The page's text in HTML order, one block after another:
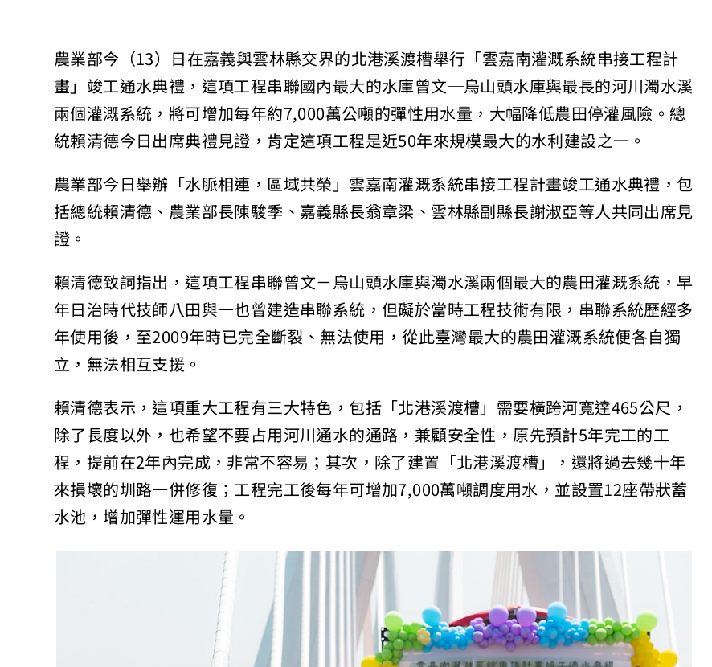
農業部今（13）日在嘉義與雲林縣交界的北港溪渡槽舉行「雲嘉南灌溉系統串接工程計
畫」竣工通水典禮，這項工程串聯國內最大的水庫曾文─烏山頭水庫與最長的河川濁水溪
兩個灌溉系統，將可增加每年約7,000萬公噸的彈性用水量，大幅降低農田停灌風險。總
統賴清德今日出席典禮見證，肯定這項工程是近50年來規模最大的水利建設之一。
農業部今日舉辦「水脈相連，區域共榮」雲嘉南灌溉系統串接工程計畫竣工通水典禮，包
括總統賴清德、農業部長陳駿季、嘉義縣長翁章梁、雲林縣副縣長謝淑亞等人共同出席見
證。
賴清德致詞指出，這項工程串聯曾文－烏山頭水庫與濁水溪兩個最大的農田灌溉系統，早
年日治時代技師八田與一也曾建造串聯系統，但礙於當時工程技術有限，串聯系統歷經多
年使用後，至2009年時已完全斷裂、無法使用，從此臺灣最大的農田灌溉系統便各自獨
立，無法相互支援。
賴清德表示，這項重大工程有三大特色，包括「北港溪渡槽」需要橫跨河寬達465公尺，
除了長度以外，也希望不要占用河川通水的通路，兼顧安全性，原先預計5年完工的工
程，提前在2年內完成，非常不容易；其次，除了建置「北港溪渡槽」，還將過去幾十年
來損壞的圳路一併修復；工程完工後每年可增加7,000萬噸調度用水，並設置12座帶狀蓄
水池，增加彈性運用水量。